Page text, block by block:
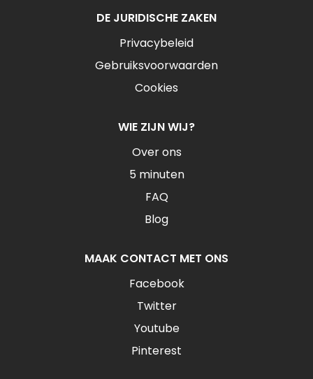
DE JURIDISCHE ZAKEN
Privacybeleid
Gebruiksvoorwaarden
Cookies
WIE ZIJN WIJ?
Over ons
5 minuten
FAQ
Blog
MAAK CONTACT MET ONS
Facebook
Twitter
Youtube
Pinterest